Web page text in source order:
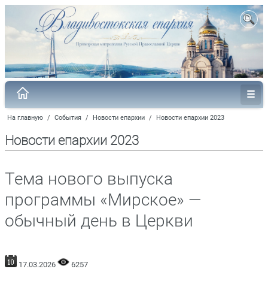
На главную / События / Новости епархии / Новости епархии 2023
Новости епархии 2023
Тема нового выпуска
программы «Мирское» —
обычный день в Церкви
17.03.2026 6257